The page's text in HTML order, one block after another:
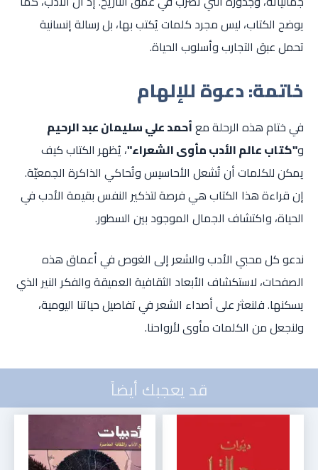
يوضح الكتاب، ليس مجرد كلمات يُكتب بها، بل رسالة إنسانية
تحمل عبق التجارب وأسلوب الحياة.
خاتمة: دعوة للإلهام
في ختام هذه الرحلة معأحمد علي سليمان عبد الرحيم
و"كتاب عالم الأدب مأوى الشعراء"، يُظهر الكتاب كيف
يمكن للكلمات أن تُشعل الأحاسيس وتُحاكي الذاكرة الجمعيّة.
إن قراءة هذا الكتاب هي فرصة لتذكير النفس بقيمة الأدب في
الحياة، واكتشاف الجمال الموجود بين السطور.
ندعو كل محبي الأدب والشعر إلى الغوص في أعماق هذه
الصفحات، لاستكشاف الأبعاد الثقافية العميقة والفكر النير الذي
يسكنها. فلنعثر على أصداء الشعر في تفاصيل حياتنا اليومية،
ولنجعل من الكلمات مأوى لأرواحنا.
قد يعجبك أيضاً